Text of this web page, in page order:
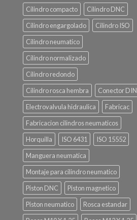
Cilindro compacto
Cilindro DNC
Cilindro engargolado
Cilindro ISO
Cilindro neumatico
Cilindro normalizado
Cilindro redondo
Cilindro rosca hembra
Conector DIN
Electrovalvula hidraulica
Fabricac
Fabricacion cilindros neumaticos
Horquilla
ISO 6431
ISO 15552
Manguera neumatica
Montaje para cilindro neumatico
Piston DNC
Piston magnetico
Piston neumatico
Rosca estandar